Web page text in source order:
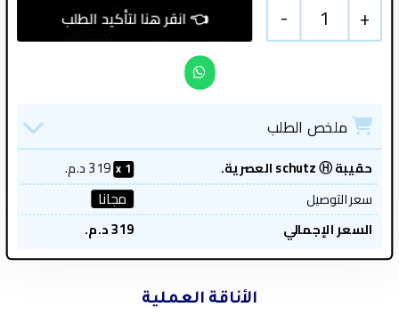
+
1
-
ملخص الطلب
حقيبة schutz Ⓗ العصرية. 1
319د.م.
سعر التوصيل
مجانا
السعر الإجمالي 319د.م.
الأناقة العملية